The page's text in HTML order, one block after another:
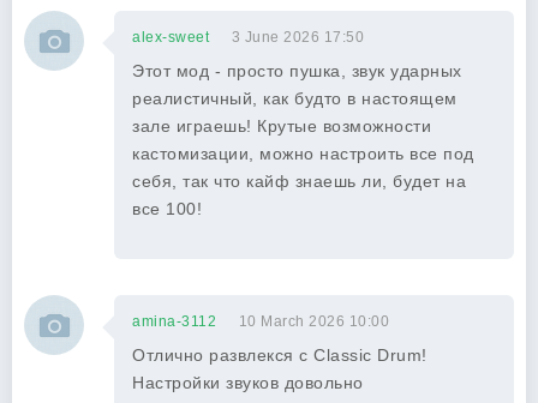
alex-sweet 3 June 2026 17:50
Этот мод - просто пушка, звук ударных
реалистичный, как будто в настоящем
зале играешь! Крутые возможности
кастомизации, можно настроить все под
себя, так что кайф знаешь ли, будет на
все 100!
amina-3112 10 March 2026 10:00
Отлично развлекся с Classic Drum!
Настройки звуков довольно